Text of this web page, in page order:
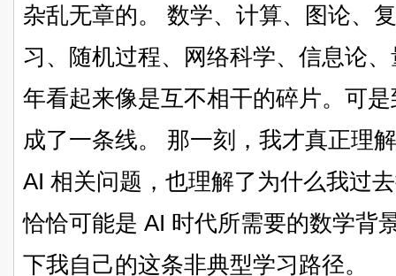
杂乱无章的。 数学、计算、图论、
习、随机过程、网络科学、信息论
年看起来像是互不相干的碎片。可
成了一条线。 那一刻，我才真正理
AI 相关问题，也理解了为什么我过
恰恰可能是 AI 时代所需要的数学背
下我自己的这条非典型学习路径。